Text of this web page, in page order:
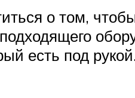
о том,
есть под